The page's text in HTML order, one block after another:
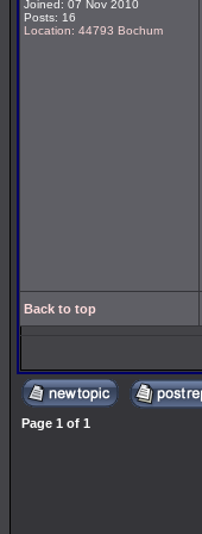
Joined: 07 Nov 2010
Posts: 16
Location: 44793 Bochum
Back to top
Page 1 of 1